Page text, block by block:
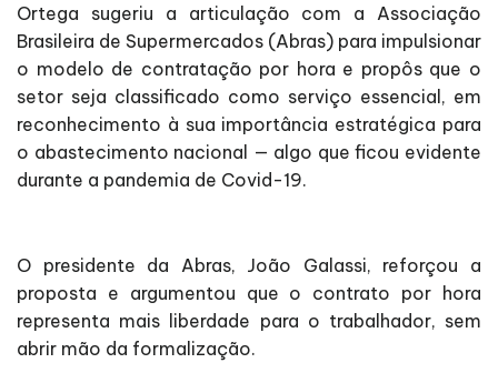
Ortega sugeriu a articulação com a Associação
Brasileira de Supermercados (Abras) para impulsionar
o modelo de contratação por hora e propôs que o
setor seja classificado como serviço essencial, em
reconhecimento à sua importância estratégica para
o abastecimento nacional — algo que ficou evidente
durante a pandemia de Covid-19.
O presidente da Abras, João Galassi, reforçou a
proposta e argumentou que o contrato por hora
representa mais liberdade para o trabalhador, sem
abrir mão da formalização.